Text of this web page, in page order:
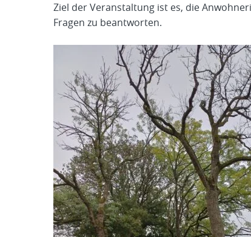
Ziel der Veranstaltung ist es, die
Fragen zu beantworten.